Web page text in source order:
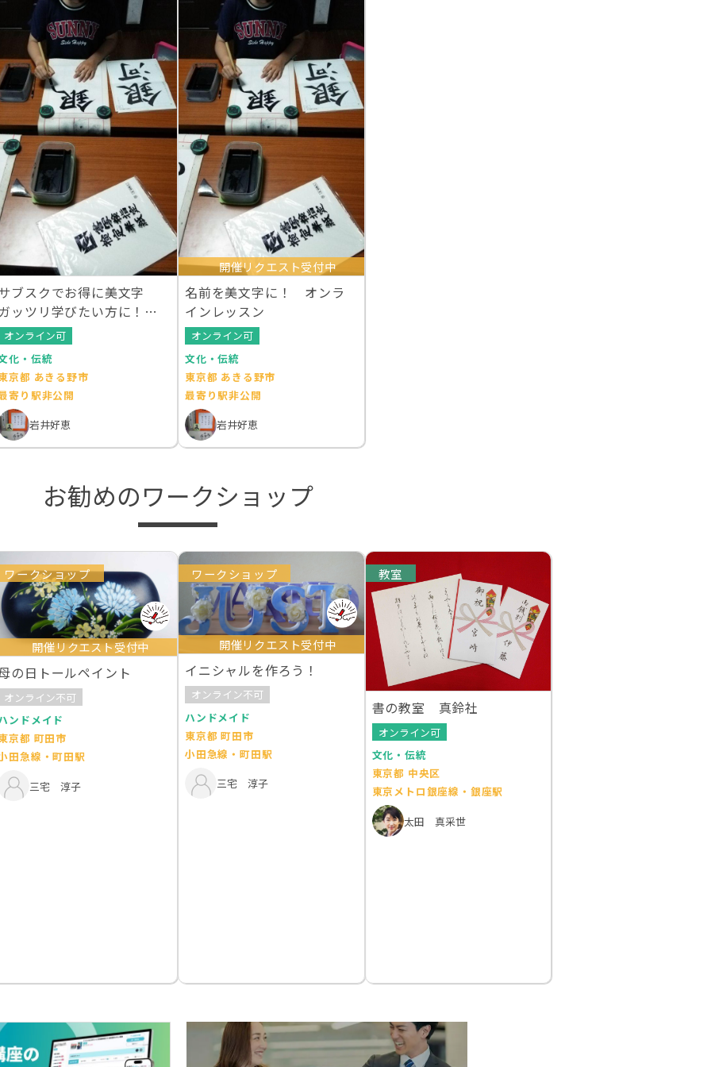
ブスクでお得に美文字
ッツリ学びたい方に！オ
ラインレッスン
オンライン可
化・伝統
京都 あきる野市
寄り駅非公開
岩井好恵
開催リクエスト受付中
名前を美文字に！ オンラ
インレッスン
オンライン可
文化・伝統
東京都 あきる野市
最寄り駅非公開
岩井好恵
お勧めのワークショップ
ワークショップ
開催リクエスト受付中
の日トールペイント
オンライン不可
ンドメイド
京都 町田市
田急線・町田駅
三宅 淳子
ワークショップ
開催リクエスト受付中
イニシャルを作ろう！
オンライン不可
ハンドメイド
東京都 町田市
小田急線・町田駅
三宅 淳子
教室
書の教室 真鈴社
オンライン可
文化・伝統
東京都 中央区
東京メトロ銀座線・銀座駅
太田 真采世